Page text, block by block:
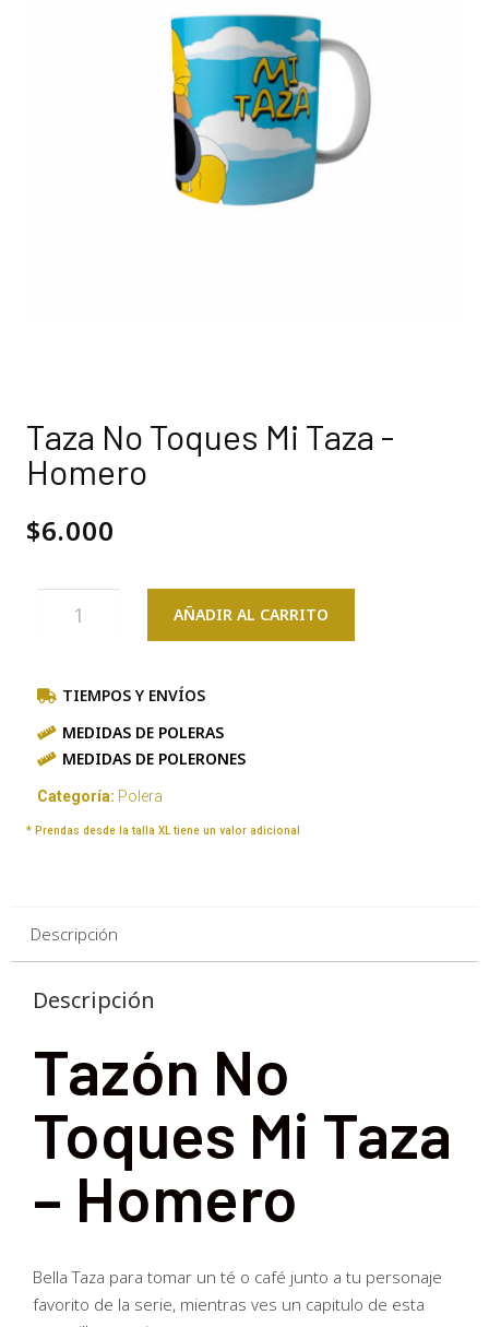
Taza No Toques Mi Taza -
Homero
$6.000
AÑADIR AL CARRITO
TIEMPOS Y ENVÍOS
MEDIDAS DE POLERAS
MEDIDAS DE POLERONES
Categoría: Polera
* Prendas desde la talla XL tiene un valor adicional
Descripción
Descripción
Tazón No
Toques Mi Taza
– Homero
Bella Taza para tomar un té o café junto a tu personaje
favorito de la serie, mientras ves un capitulo de esta